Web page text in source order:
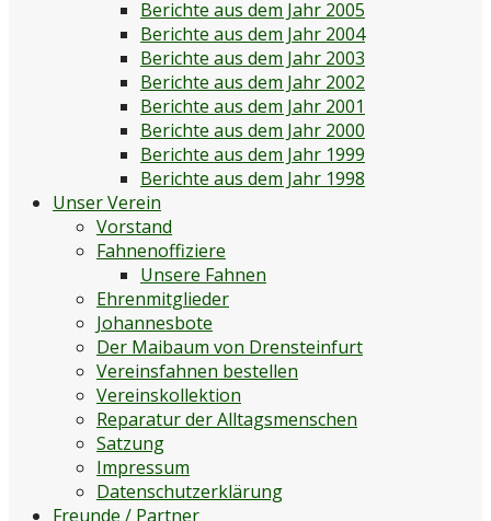
Berichte aus dem Jahr 2005
Berichte aus dem Jahr 2004
Berichte aus dem Jahr 2003
Berichte aus dem Jahr 2002
Berichte aus dem Jahr 2001
Berichte aus dem Jahr 2000
Berichte aus dem Jahr 1999
Berichte aus dem Jahr 1998
Unser Verein
Vorstand
Fahnenoffiziere
Unsere Fahnen
Ehrenmitglieder
Johannesbote
Der Maibaum von Drensteinfurt
Vereinsfahnen bestellen
Vereinskollektion
Reparatur der Alltagsmenschen
Satzung
Impressum
Datenschutzerklärung
Freunde / Partner